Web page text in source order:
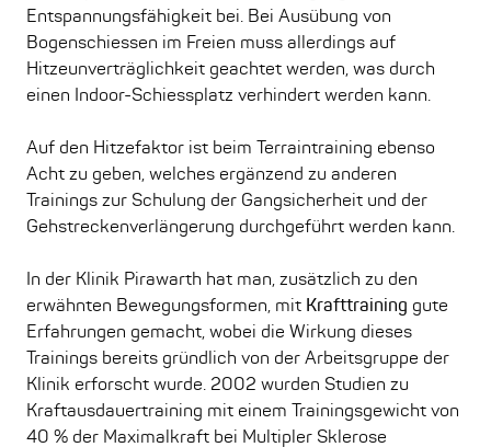
Entspannungsfähigkeit bei. Bei Ausübung von
Bogenschiessen im Freien muss allerdings auf
Hitzeunverträglichkeit geachtet werden, was durch
einen Indoor-Schiessplatz verhindert werden kann.
Auf den Hitzefaktor ist beim Terraintraining ebenso
Acht zu geben, welches ergänzend zu anderen
Trainings zur Schulung der Gangsicherheit und der
Gehstreckenverlängerung durchgeführt werden kann.
In der Klinik Pirawarth hat man, zusätzlich zu den
erwähnten Bewegungsformen, mit Krafttraining gute
Erfahrungen gemacht, wobei die Wirkung dieses
Trainings bereits gründlich von der Arbeitsgruppe der
Klinik erforscht wurde. 2002 wurden Studien zu
Kraftausdauertraining mit einem Trainingsgewicht von
40 % der Maximalkraft bei Multipler Sklerose